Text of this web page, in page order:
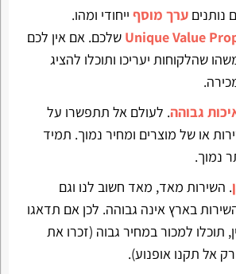
ערך מוסףייחודי ומהו.
שלכם. אם אין לכם
שהלקוחות יעריכו ותוכלו להציג
גבוהה. לעולם אל תתפשרו על
או של מוצרים ומחיר נמוך. תמיד
נמוך.
. השירות מאד, מאד חשוב לנו וגם
בארץ אינה גבוהה. לכן אם תדאגו
תוכלו למכור במחיר גבוה (זכרו את
אל תקנו אופנוע).